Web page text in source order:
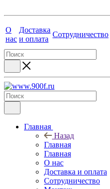
О
нас
Доставка
и оплата
Сотрудничество
Главная
Назад
Главная
Главная
О нас
Доставка и оплата
Сотрудничество